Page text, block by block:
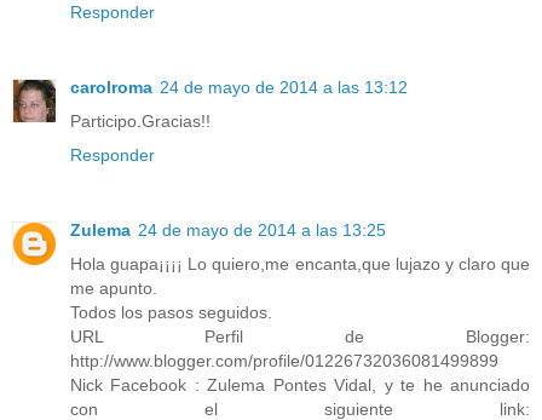
Responder
carolroma 24 de mayo de 2014 a las 13:12
Participo.Gracias!!
Responder
Zulema 24 de mayo de 2014 a las 13:25
Hola guapa¡¡¡¡ Lo quiero,me encanta,que lujazo y claro que
me apunto.
Todos los pasos seguidos.
URL Perfil de Blogger:
http://www.blogger.com/profile/01226732036081499899
Nick Facebook : Zulema Pontes Vidal, y te he anunciado
con el siguiente link: